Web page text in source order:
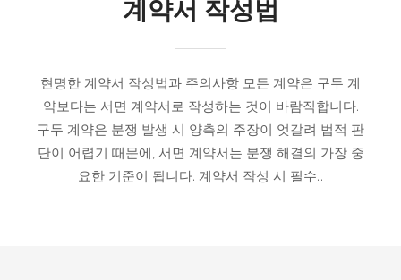
계약서 작성법
현명한 계약서 작성법과 주의사항 모든 계약은 구두 계
약보다는 서면 계약서로 작성하는 것이 바람직합니다.
구두 계약은 분쟁 발생 시 양측의 주장이 엇갈려 법적 판
단이 어렵기 때문에, 서면 계약서는 분쟁 해결의 가장 중
요한 기준이 됩니다. 계약서 작성 시 필수…